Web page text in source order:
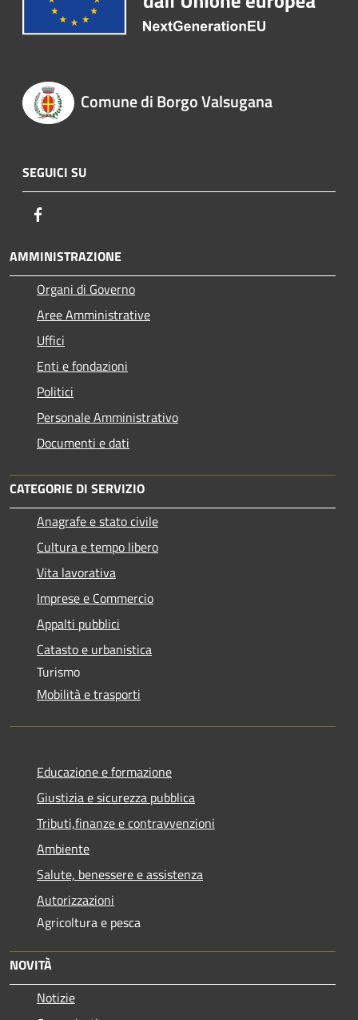
Comune di Borgo Valsugana
SEGUICI SU
AMMINISTRAZIONE
Organi di Governo
Aree Amministrative
Uffici
Enti e fondazioni
Politici
Personale Amministrativo
Documenti e dati
CATEGORIE DI SERVIZIO
Anagrafe e stato civile
Cultura e tempo libero
Vita lavorativa
Imprese e Commercio
Appalti pubblici
Catasto e urbanistica
Turismo
Mobilità e trasporti
Educazione e formazione
Giustizia e sicurezza pubblica
Tributi,finanze e contravvenzioni
Ambiente
Salute, benessere e assistenza
Autorizzazioni
Agricoltura e pesca
NOVITÀ
Notizie